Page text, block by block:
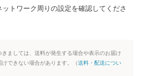
トワーク周りの設定を確認してくださ
ましては、送料が発生する場合や表示のお届け
できない場合があります。（送料・配送につい